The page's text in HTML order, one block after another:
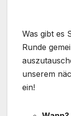
Was gibt es
Runde
unserem
ein!